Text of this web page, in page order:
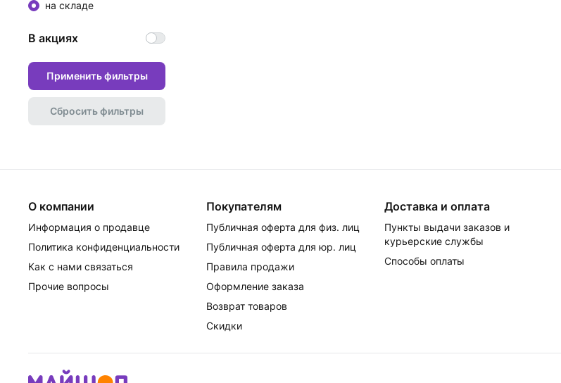
на складе
В акциях
Применить фильтры
Сбросить фильтры
О компании
Информация о продавце
Политика конфиденциальности
Как с нами связаться
Прочие вопросы
Покупателям
Публичная оферта для физ. лиц
Публичная оферта для юр. лиц
Правила продажи
Оформление заказа
Возврат товаров
Скидки
Доставка и оплата
Пункты выдачи заказов и
курьерские службы
Способы оплаты